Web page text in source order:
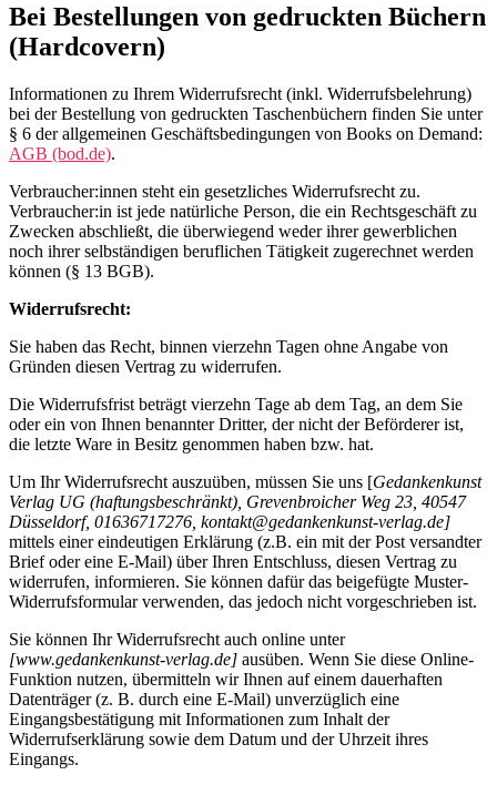
Bei Bestellungen von gedruckten Büchern
(Hardcovern)
Informationen zu Ihrem Widerrufsrecht (inkl. Widerrufsbelehrung)
bei der Bestellung von gedruckten Taschenbüchern finden Sie unter
§ 6 der allgemeinen Geschäftsbedingungen von Books on Demand:
AGB (bod.de).
Verbraucher:innen steht ein gesetzliches Widerrufsrecht zu.
Verbraucher:in ist jede natürliche Person, die ein Rechtsgeschäft zu
Zwecken abschließt, die überwiegend weder ihrer gewerblichen
noch ihrer selbständigen beruflichen Tätigkeit zugerechnet werden
können (§ 13 BGB).
Widerrufsrecht:
Sie haben das Recht, binnen vierzehn Tagen ohne Angabe von
Gründen diesen Vertrag zu widerrufen.
Die Widerrufsfrist beträgt vierzehn Tage ab dem Tag, an dem Sie
oder ein von Ihnen benannter Dritter, der nicht der Beförderer ist,
die letzte Ware in Besitz genommen haben bzw. hat.
Um Ihr Widerrufsrecht auszuüben, müssen Sie uns [Gedankenkunst
Verlag UG (haftungsbeschränkt), Grevenbroicher Weg 23, 40547
Düsseldorf, 01636717276, kontakt@gedankenkunst-verlag.de]
mittels einer eindeutigen Erklärung (z.B. ein mit der Post versandter
Brief oder eine E-Mail) über Ihren Entschluss, diesen Vertrag zu
widerrufen, informieren. Sie können dafür das beigefügte Muster-
Widerrufsformular verwenden, das jedoch nicht vorgeschrieben ist.
Sie können Ihr Widerrufsrecht auch online unter
[www.gedankenkunst-verlag.de] ausüben. Wenn Sie diese Online-
Funktion nutzen, übermitteln wir Ihnen auf einem dauerhaften
Datenträger (z. B. durch eine E-Mail) unverzüglich eine
Eingangsbestätigung mit Informationen zum Inhalt der
Widerrufserklärung sowie dem Datum und der Uhrzeit ihres
Eingangs.